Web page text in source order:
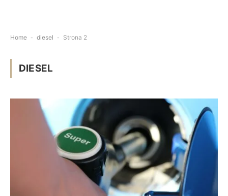
Home - diesel - Strona 2
DIESEL